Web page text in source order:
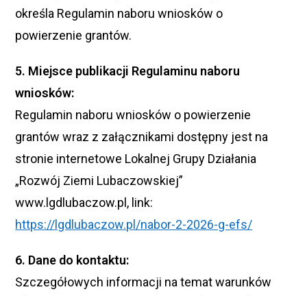
określa Regulamin naboru wniosków o
powierzenie grantów.
5. Miejsce publikacji Regulaminu naboru
wniosków:
Regulamin naboru wniosków o powierzenie
grantów wraz z załącznikami dostępny jest na
stronie internetowe Lokalnej Grupy Działania
„Rozwój Ziemi Lubaczowskiej”
www.lgdlubaczow.pl, link:
https://lgdlubaczow.pl/nabor-2-2026-g-efs/
6. Dane do kontaktu:
Szczegółowych informacji na temat warunków